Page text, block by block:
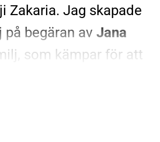
Zakaria. Jag skapade
på begäran av Jana
som kämpar för att
kriget och den
i Gaza.
tillgång till